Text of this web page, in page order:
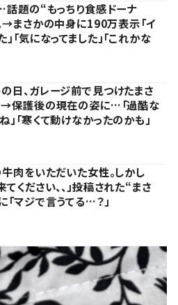
話題の“もっちり食感ドーナ
→まさかの中身に190万表示「イ
「気になってました」「これかな
日、ガレージ前で見つけたまさ
保護後の現在の姿に…「過酷な
」「寒くて動けなかったのかも」
肉をいただいた女性。しかし
ください、、」投稿された“まさ
マジで言うてる…？」